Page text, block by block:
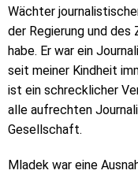
Wächter
der Regierung und
habe. Er war ein
seit meiner Kindheit
ist ein schrecklicher
alle aufrechten
Gesellschaft.
Mladek war eine